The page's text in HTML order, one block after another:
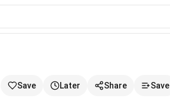
Save Later Share Save